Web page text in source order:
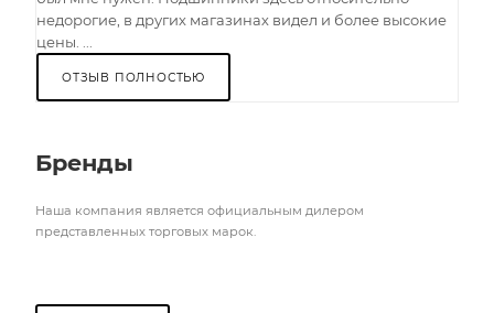
недорогие, в других магазинах видел и более высокие
цены. ...
ОТЗЫВ ПОЛНОСТЬЮ
Бренды
Наша компания является официальным дилером
представленных торговых марок.